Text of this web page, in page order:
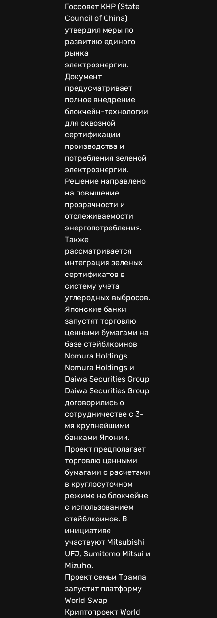
Госсовет КНР (State
Council of China)
утвердил меры по
развитию единого
рынка
электроэнергии.
Документ
предусматривает
полное внедрение
блокчейн-технологии
для сквозной
сертификации
производства и
потребления зеленой
электроэнергии.
Решение направлено
на повышение
прозрачности и
отслеживаемости
энергопотребления.
Также
рассматривается
интеграция зеленых
сертификатов в
систему учета
углеродных выбросов.
Японские банки
запустят торговлю
ценными бумагами на
базе стейблкоинов
Nomura Holdings
Nomura Holdings и
Daiwa Securities Group
Daiwa Securities Group
договорились о
сотрудничестве с 3-
мя крупнейшими
банками Японии.
Проект предполагает
торговлю ценными
бумагами с расчетами
в круглосуточном
режиме на блокчейне
с использованием
стейблкоинов. В
инициативе
участвуют Mitsubishi
UFJ, Sumitomo Mitsui и
Mizuho.
Проект семьи Трампа
запустит платформу
World Swap
Криптопроект World